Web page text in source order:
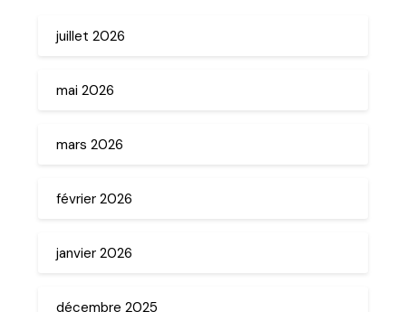
juillet 2026
mai 2026
mars 2026
février 2026
janvier 2026
décembre 2025